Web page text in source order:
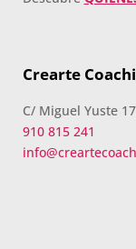
Crearte
C/ Miguel Yuste
910 815 241